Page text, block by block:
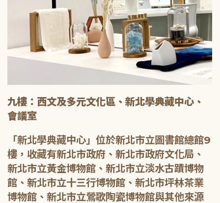
九樓：西文及多元文化區、新北學典藏中心、
會議室
「新北學典藏中心」位於新北市立圖書館總館9
樓，收藏有新北市政府、新北市政府文化局、
新北市立黃金博物館、新北市立淡水古蹟博物
館、新北市立十三行博物館、新北市坪林茶業
博物館、新北市立鶯歌陶瓷博物館與其他來源